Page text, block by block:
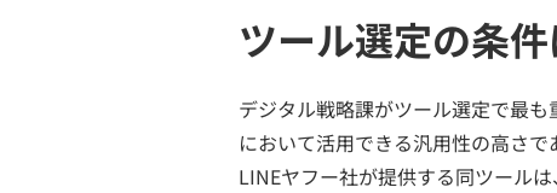
ツール選定の条
デジタル戦略課がツール選定で最
において活用できる汎用性の高さ
LINEヤフー社が提供する同ツール